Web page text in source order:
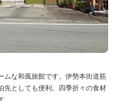
ムな和風旅館です。伊勢本街道筋
先としても便利。四季折々の食材